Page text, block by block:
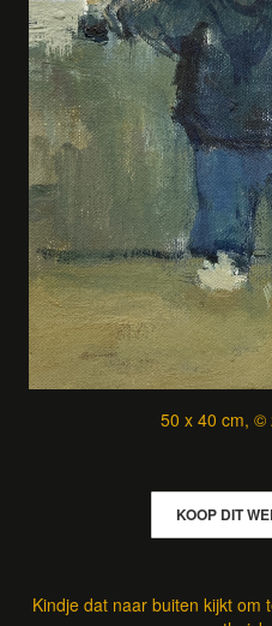
50 x 40 cm, ©
KOOP DIT
Kindje dat naar buiten kijkt om